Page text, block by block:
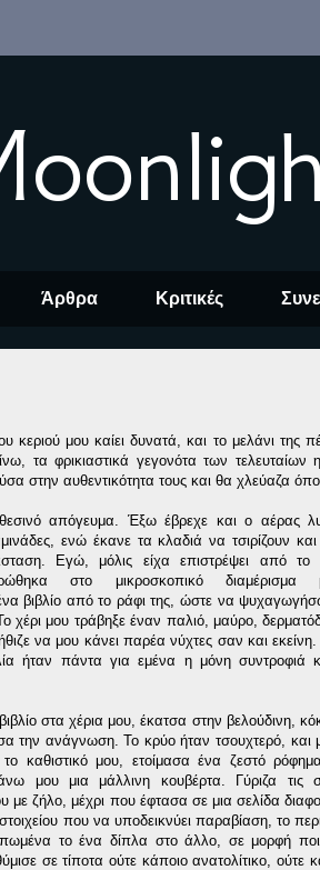
Άρθρα Κριτικές
κεριού μου καίει δυνατά,και το μελάνι της
, τα φρικιαστικά γεγονότα των τελευταίων
στην αυθεντικότητα τους και θα χλεύαζα
απόγευμα. Έξω έβρεχε και ο αέρας
ενώ έκανε τα κλαδιά να τσιρίζουν
Εγώ, μόλις είχα επιστρέψει από
στο μικροσκοπικό διαμέρισμα
βιβλίο από το ράφι της, ώστε να
χέρι μου τράβηξε έναν παλιό, μαύρο,
να μου κάνει παρέα νύχτες σαν και
ήταν πάντα για εμένα η μόνη
στα χέρια μου, έκατσα στην βελούδινη,
την ανάγνωση. Το κρύο ήταν τσουχτερό, και
καθιστικό μου, ετοίμασα ένα ζεστό
μου μια μάλλινη κουβέρτα. Γύριζα τις
με ζήλο, μέχρι που έφτασα σε μια σελίδα
που να υποδεικνύει παραβίαση, το
το ένα δίπλα στο άλλο, σε μορφή
σε τίποτα ούτε κάποιο ανατολίτικο, ούτε